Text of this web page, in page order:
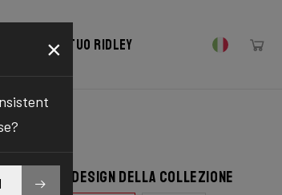
Registra il tuo Ridley
Design della collezione
×